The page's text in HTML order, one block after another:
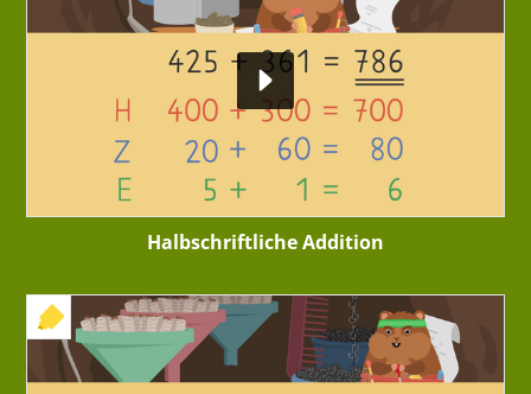
Halbschriftliche Addition
+ INTERAKTIVE ÜBUNG